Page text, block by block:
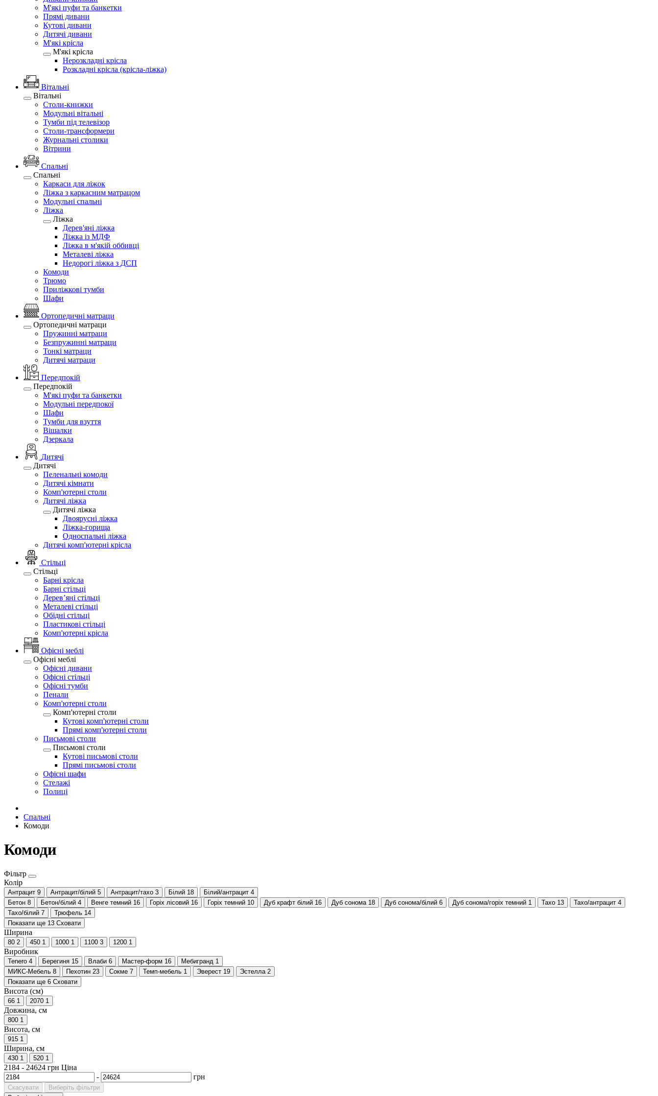
М'які пуфи та банкетки
Прямі дивани
Кутові дивани
Дитячі дивани
М'які крісла
М'які крісла
Нерозкладні крісла
Розкладні крісла (крісла-ліжка)
Вітальні
Вітальні
Столи-книжки
Модульні вітальні
Тумби під телевізор
Столи-трансформери
Журнальні столики
Вітрини
Спальні
Спальні
Каркаси для ліжок
Ліжка з каркасним матрацом
Модульні спальні
Ліжка
Ліжка
Дерев'яні ліжка
Ліжка із МДФ
Ліжка в м'якій оббивці
Металеві ліжка
Недорогі ліжка з ДСП
Комоди
Трюмо
Приліжкові тумби
Шафи
Ортопедичні матраци
Ортопедичні матраци
Пружинні матраци
Безпружинні матраци
Тонкі матраци
Дитячі матраци
Передпокій
Передпокій
М'які пуфи та банкетки
Модульні передпокої
Шафи
Тумби для взуття
Вішалки
Дзеркала
Дитячі
Дитячі
Пеленальні комоди
Дитячі кімнати
Комп'ютерні столи
Дитячі ліжка
Дитячі ліжка
Двоярусні ліжка
Ліжка-горища
Односпальні ліжка
Дитячі комп'ютерні крісла
Стільці
Стільці
Барні крісла
Барні стільці
Дерев’яні стільці
Металеві стільці
Обідні стільці
Пластикові стільці
Комп'ютерні крісла
Офісні меблі
Офісні меблі
Офісні дивани
Офісні стільці
Офісні тумби
Пенали
Комп'ютерні столи
Комп'ютерні столи
Кутові комп'ютерні столи
Прямі комп'ютерні столи
Письмові столи
Письмові столи
Кутові письмові столи
Прямі письмові столи
Офісні шафи
Стелажі
Полиці
Спальні
Комоди
Комоди
Фільтр
Колір
Антрацит 9 Антрацит/білий 5 Антрацит/тахо 3 Білий 18 Білий/антрацит 4
Бетон 8 Бетон/білий 4 Венге темний 16 Горіх лісовий 16 Горіх темний 10 Дуб крафт білий 16 Дуб сонома 18 Дуб сонома/білий 6 Дуб сонома/горіх темний 1 Тахо 13 Тахо/антрацит 4
Тахо/білий 7 Трюфель 14
Показати ще 13 Сховати
Ширина
80 2 450 1 1000 1 1100 3 1200 1
Виробник
Tenero 4 Берегиня 15 Влаби 6 Мастер-форм 16 Мебигранд 1
МИКС-Мебель 8 Пехотин 23 Сокме 7 Темп-мебель 1 Эверест 19 Эстелла 2
Показати ще 6 Сховати
Висота (см)
66 1 2070 1
Довжина, см
800 1
Висота, см
915 1
Ширина, см
430 1 520 1
2184 - 24624 грн Ціна
-
грн
Скасувати
Виберіть фільтри